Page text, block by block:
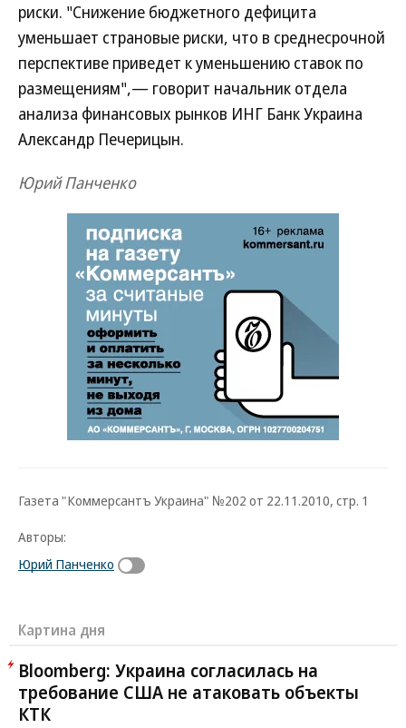
риски. "Снижение бюджетного дефицита
уменьшает страновые риски, что в среднесрочной
перспективе приведет к уменьшению ставок по
размещениям",— говорит начальник отдела
анализа финансовых рынков ИНГ Банк Украина
Александр Печерицын.
Юрий Панченко
Газета "Коммерсантъ Украина" №202 от 22.11.2010, стр. 1
Авторы:
Юрий Панченко
Картина дня
Bloomberg: Украина согласилась на
требование США не атаковать объекты
КТК